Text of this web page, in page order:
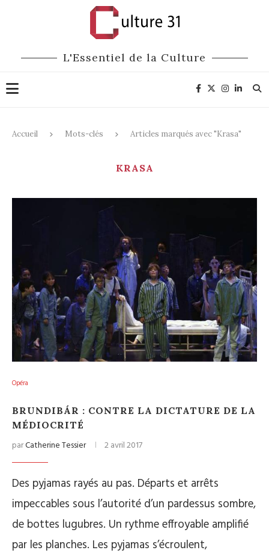
L'Essentiel de la Culture
Accueil Mots-clés Articles marqués avec "Krasa"
KRASA
Opéra
BRUNDIBÁR : CONTRE LA DICTATURE DE LA
MÉDIOCRITÉ
parCatherine Tessier 2 avril 2017
Des pyjamas rayés au pas. Départs et arrêts
impeccables sous l’autorité d’un pardessus sombre,
de bottes lugubres. Un rythme effroyable amplifié
par les planches. Les pyjamas s’écroulent,